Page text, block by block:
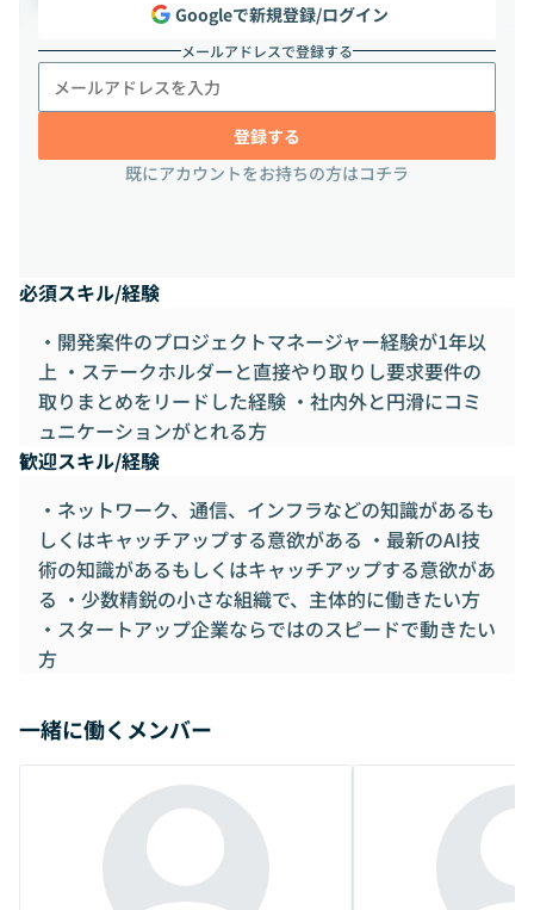
Googleで新規登録/ログイン
メールアドレスで登録する
登録する
既にアカウントをお持ちの方はコチラ
必須スキル/経験
・開発案件のプロジェクトマネージャー経験が1年以
上 ・ステークホルダーと直接やり取りし要求要件の
取りまとめをリードした経験 ・社内外と円滑にコミ
ュニケーションがとれる方
歓迎スキル/経験
・ネットワーク、通信、インフラなどの知識があるも
しくはキャッチアップする意欲がある ・最新のAI技
術の知識があるもしくはキャッチアップする意欲があ
る ・少数精鋭の小さな組織で、主体的に働きたい方
・スタートアップ企業ならではのスピードで動きたい
方
一緒に働くメンバー